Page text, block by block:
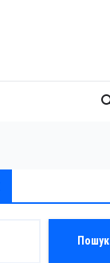
Пошук